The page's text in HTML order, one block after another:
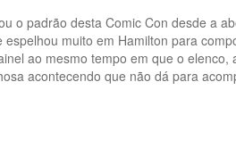
o padrão desta Comic Con desde a
muito em Hamilton para
ao mesmo tempo em que o
acontecendo que não dá para